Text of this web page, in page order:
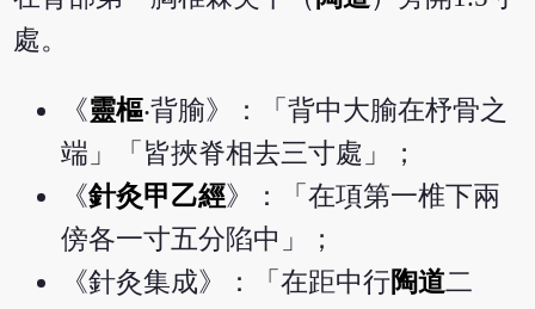
處。
《靈樞‧背腧》：「背中大腧在杼骨之
端」「皆挾脊相去三寸處」；
《針灸甲乙經》：「在項第一椎下兩
傍各一寸五分陷中」；
《針灸集成》：「在距中行陶道二